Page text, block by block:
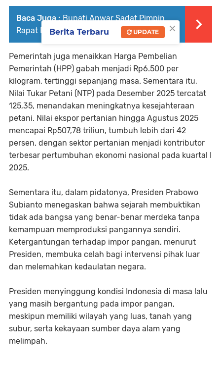
Baca Juga : Bupati Anwar Sadat Pimpin
Rapat Penyusunan RAPBD Tahun 2026
Pemerintah juga menaikkan Harga Pembelian
Pemerintah (HPP) gabah menjadi Rp6.500 per
kilogram, tertinggi sepanjang masa. Sementara itu,
Nilai Tukar Petani (NTP) pada Desember 2025 tercatat
125,35, menandakan meningkatnya kesejahteraan
petani. Nilai ekspor pertanian hingga Agustus 2025
mencapai Rp507,78 triliun, tumbuh lebih dari 42
persen, dengan sektor pertanian menjadi kontributor
terbesar pertumbuhan ekonomi nasional pada kuartal I
2025.
Sementara itu, dalam pidatonya, Presiden Prabowo
Subianto menegaskan bahwa sejarah membuktikan
tidak ada bangsa yang benar-benar merdeka tanpa
kemampuan memproduksi pangannya sendiri.
Ketergantungan terhadap impor pangan, menurut
Presiden, membuka celah bagi intervensi pihak luar
dan melemahkan kedaulatan negara.
Presiden menyinggung kondisi Indonesia di masa lalu
yang masih bergantung pada impor pangan,
meskipun memiliki wilayah yang luas, tanah yang
subur, serta kekayaan sumber daya alam yang
melimpah.
×
Berita Terbaru UPDATE